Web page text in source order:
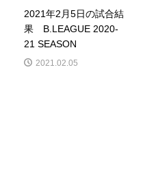
2021年2月5日の試合結
果 B.LEAGUE 2020-
21 SEASON
2021.02.05